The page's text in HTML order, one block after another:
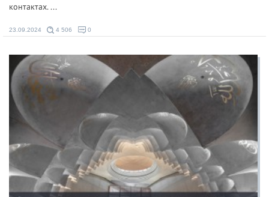
контактах. ...
23.09.2024 4 506 0